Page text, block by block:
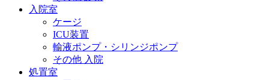
入院室
ケージ
ICU装置
輸液ポンプ・シリンジポンプ
その他 入院
処置室